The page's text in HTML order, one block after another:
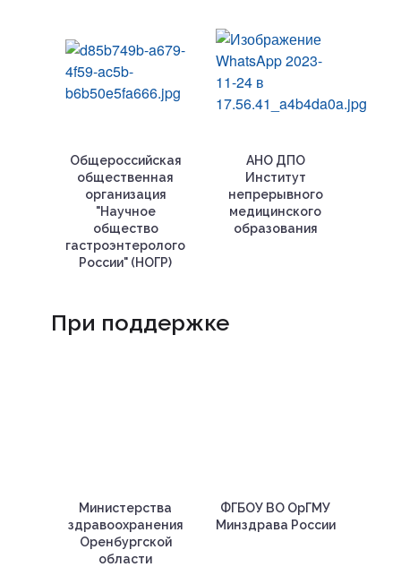
Общероссийская
общественная
организация
"Научное
общество
гастроэнтерологов
России" (НОГР)
АНО ДПО
Институт
непрерывного
медицинского
образования
При поддержке
Министерства
здравоохранения
Оренбургской
области
ФГБОУ ВО ОрГМУ
Минздрава России